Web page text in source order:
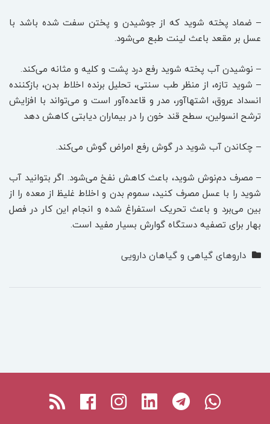
– ضماد پخته شوید که از جوشیدن و پختن سفت شده باشد با
عسل بر مقعد باعث لینت طبع می‌شود.
– نوشیدن آب پخته شوید رفع درد پشت و کلیه و مثانه می‌کند.
– شوید تازه، از منظر طب سنتی، تحلیل برنده اخلاط بدن، بازکننده
انسداد عروق، اشتهاآور، مدر و قاعده‌آور است و می‌تواند با افزایش
ترشح انسولین، سطح قند خون را در بیماران دیابتی کاهش دهد
– چکاندن آب شوید در گوش رفع امراض گوش می‌کند.
– مصرف دم‌نوش شوید، باعث کاهش نفخ می‌شود. اگر بتوانید آب
شوید را با عسل مصرف کنید، سموم بدن و اخلاط غلیظ از معده را از
بین می‌برد و باعث تحریک استفراغ شده و انجام این کار در فصل
بهار برای تصفیه دستگاه گوارش بسیار مفید است.
داروهای گیاهی و گیاهان دارویی
Whatsapp
Telegram
Linkedin
Instagram
Facebook
RSS